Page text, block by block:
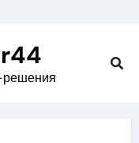
решения